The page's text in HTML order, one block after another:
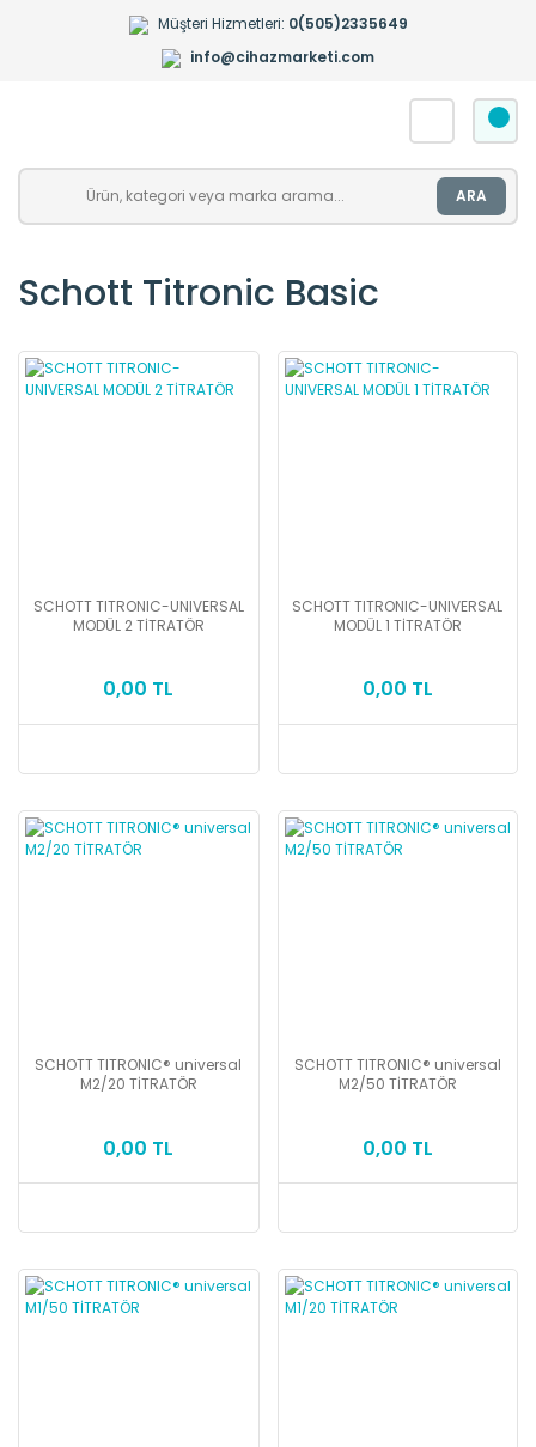
Müşteri Hizmetleri: 0(505)2335649
info@cihazmarketi.com
ARA
Schott Titronic Basic
SCHOTT TITRONIC-UNIVERSAL
MODÜL 2 TİTRATÖR
0,00 TL
SCHOTT TITRONIC-UNIVERSAL
MODÜL 1 TİTRATÖR
0,00 TL
SCHOTT TITRONIC® universal
M2/20 TİTRATÖR
0,00 TL
SCHOTT TITRONIC® universal
M2/50 TİTRATÖR
0,00 TL